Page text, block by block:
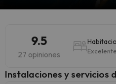
9.5
27 opiniones Excelente
Instalaciones y servicios